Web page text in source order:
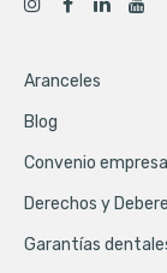
Aranceles
Blog
Convenio
Derechos y
Garantías